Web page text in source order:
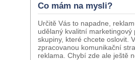
Co mám na mysli?
Určitě Vás to napadne,
udělaný kvalitní
skupiny, které chcete oslovit.
zpracovanou komunikační
reklama. Chybí zde ale ještě